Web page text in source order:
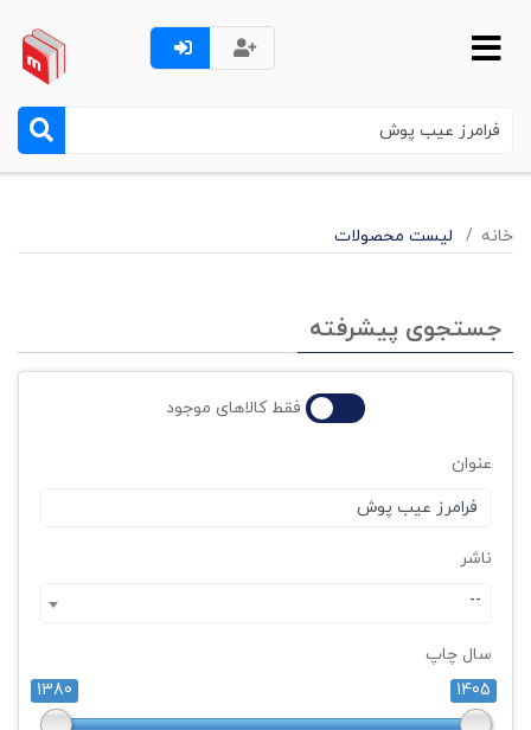
خانه لیست محصولات
جستجوی پیشرفته
فقط کالاهای موجود
عنوان
ناشر
--
سال چاپ
1380
1405